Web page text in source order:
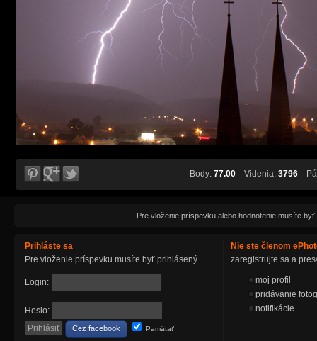
Body: 77.00 Videnia: 3796
Pre vloženie príspevku alebo hodnotenie musíte byť
Prihláste sa
Pre vloženie príspevku musíte byť prihlásený
Login:
Heslo:
Cez facebook Pamätať
Nie ste členom
zaregistrujte sa a
moj profil
pridávanie
notifikácie